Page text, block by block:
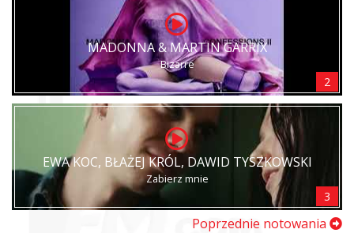
MADONNA & MARTIN GARRIX
Bizarre
2
EWA KOC, BŁAŻEJ KRÓL, DAWID TYSZKOWSKI
Zabierz mnie
3
Poprzednie notowania